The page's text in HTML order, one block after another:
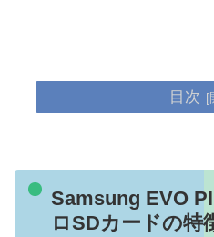
目次
Samsung EVO
ロSDカードの特